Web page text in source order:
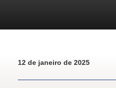
12 de janeiro de 2025